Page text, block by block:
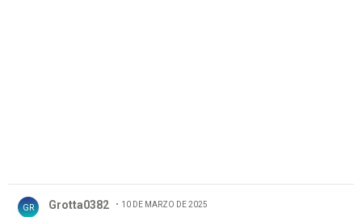
GR Grotta0382 10 DE MARZO DE 2025